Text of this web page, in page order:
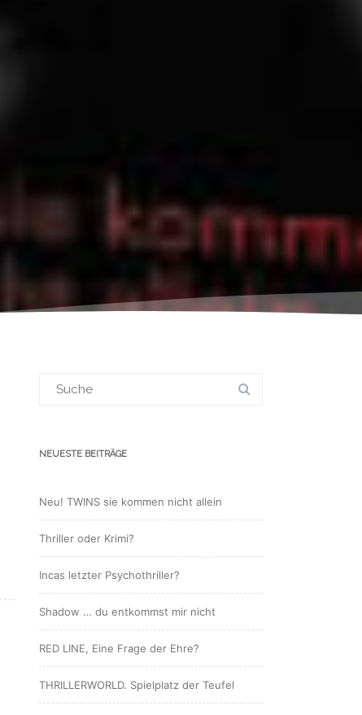
für:
NEUESTE BEITRÄGE
Neu! TWINS sie kommen nicht allein
Thriller oder Krimi?
Incas letzter Psychothriller?
Shadow … du entkommst mir nicht
RED LINE, Eine Frage der Ehre?
THRILLERWORLD. Spielplatz der Teufel